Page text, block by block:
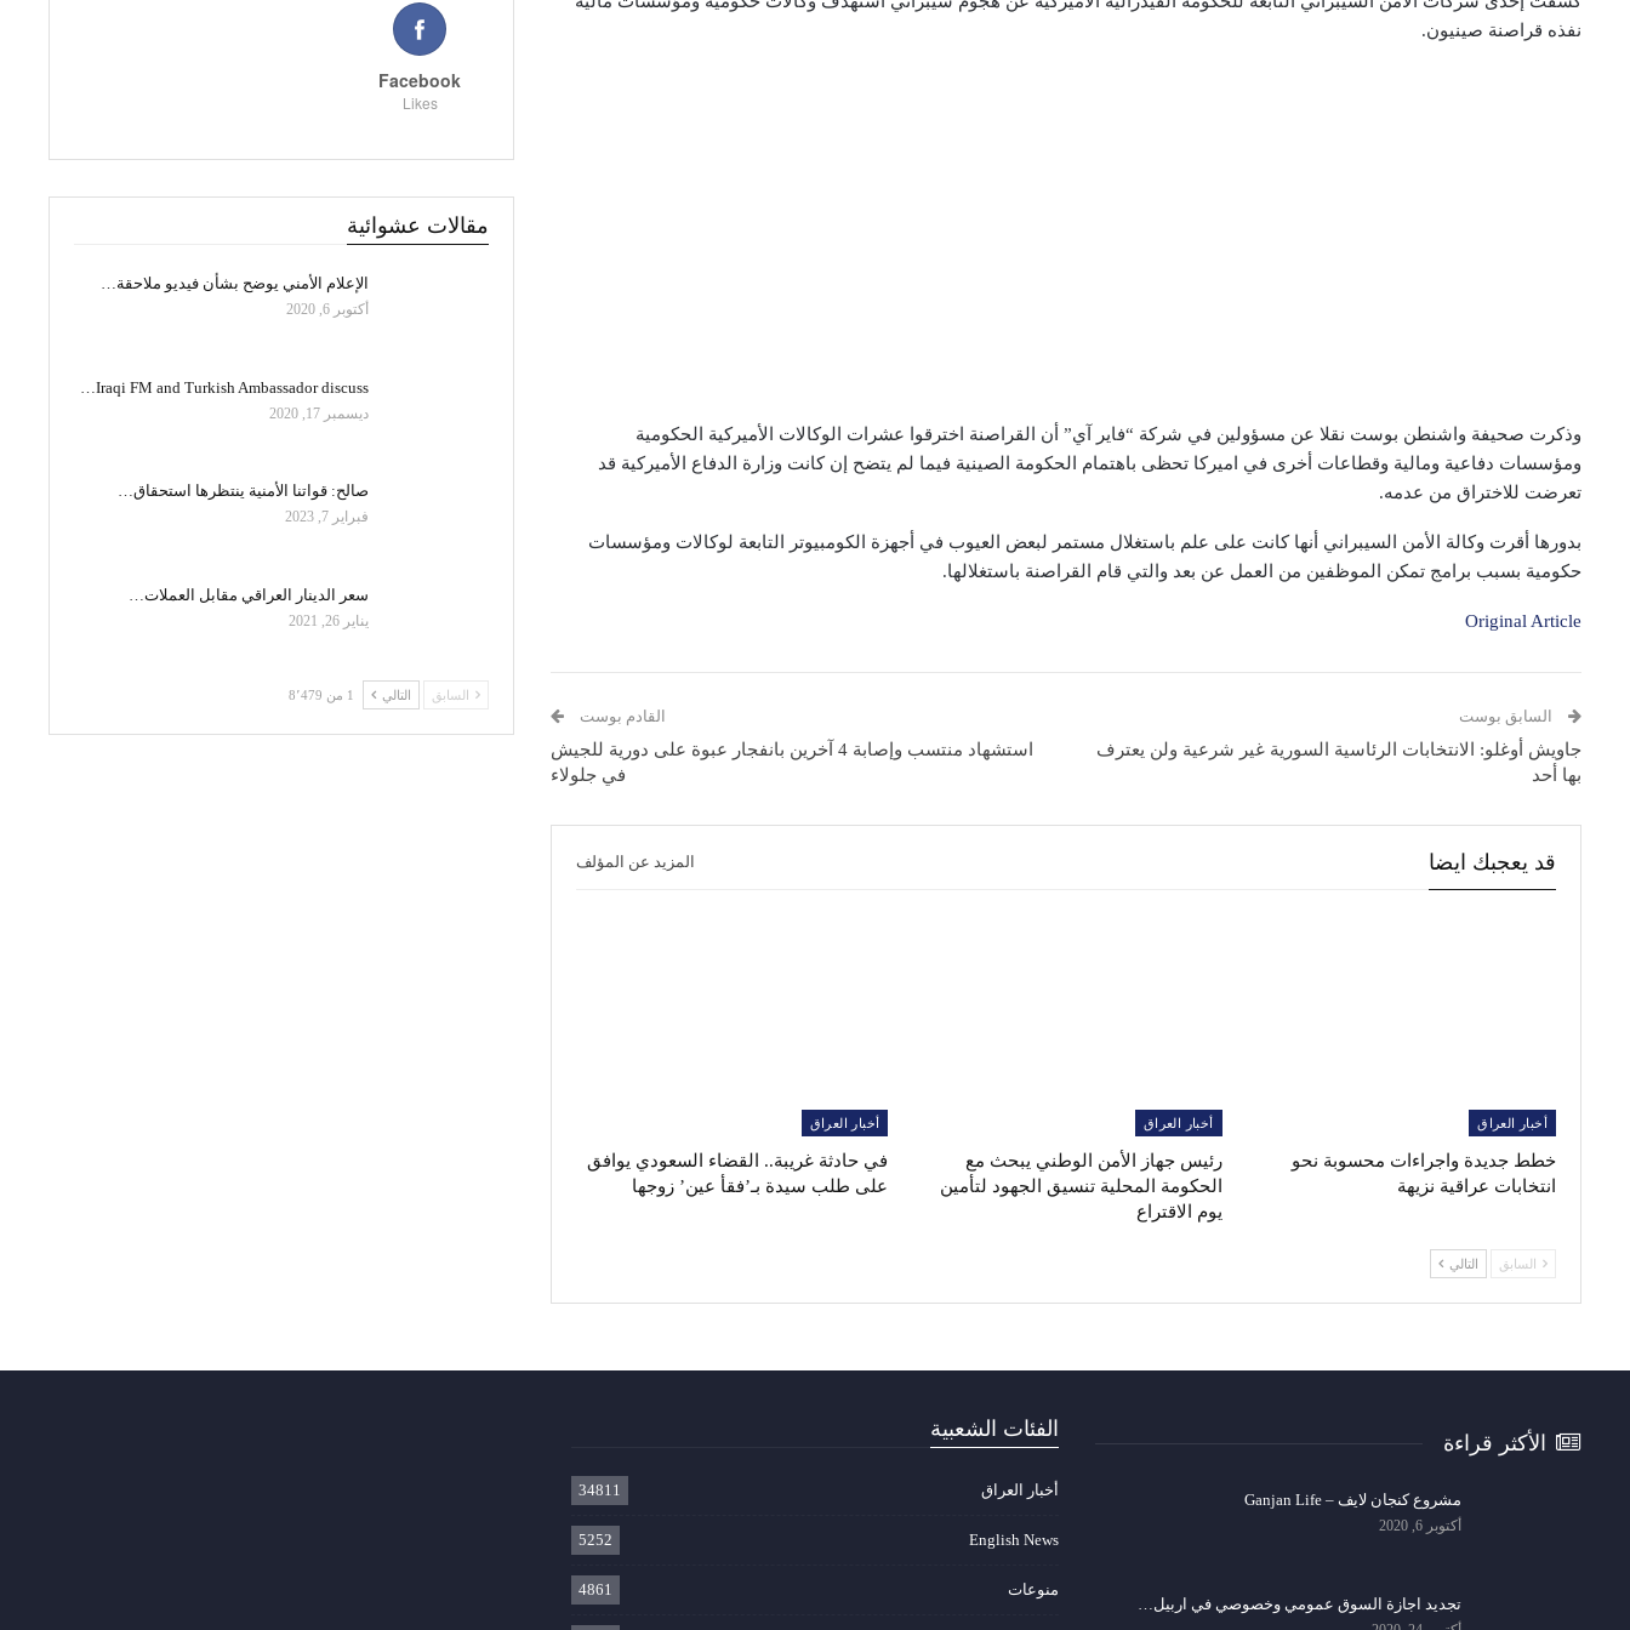
نفذه قراصنة صينيون.
وذكرت صحيفة واشنطن بوست نقلا عن مسؤولين في شركة “فاير آي” أن القراصنة اخترقوا عشرات الوكالات الأميركية الحكومية
ومؤسسات دفاعية ومالية وقطاعات أخرى في اميركا تحظى باهتمام الحكومة الصينية فيما لم يتضح إن كانت وزارة الدفاع الأميركية قد
تعرضت للاختراق من عدمه.
بدورها أقرت وكالة الأمن السيبراني أنها كانت على علم باستغلال مستمر لبعض العيوب في أجهزة الكومبيوتر التابعة لوكالات ومؤسسات
حكومية بسبب برامج تمكن الموظفين من العمل عن بعد والتي قام القراصنة باستغلالها.
Original Article
السابق بوست
جاويش أوغلو: الانتخابات الرئاسية السورية غير شرعية ولن يعترف
بها أحد
القادم بوست
استشهاد منتسب وإصابة 4 آخرين بانفجار عبوة على دورية للجيش
في جلولاء
قد يعجبك ايضا المزيد عن المؤلف
أخبار العراق
خطط جديدة واجراءات محسوبة نحو
انتخابات عراقية نزيهة
أخبار العراق
رئيس جهاز الأمن الوطني يبحث مع
الحكومة المحلية تنسيق الجهود لتأمين
يوم الاقتراع
أخبار العراق
في حادثة غريبة.. القضاء السعودي يوافق
على طلب سيدة بـ’فقأ عين’ زوجها
السابق التالي
Facebook
Likes
مقالات عشوائية
الإعلام الأمني يوضح بشأن فيديو ملاحقة…
أكتوبر 6, 2020
Iraqi FM and Turkish Ambassador discuss…
ديسمبر 17, 2020
صالح: قواتنا الأمنية ينتظرها استحقاق…
فبراير 7, 2023
سعر الدينار العراقي مقابل العملات…
يناير 26, 2021
السابق التالي 1 من 8٬479
الأكثر قراءة
مشروع كنجان لايف – Ganjan Life
أكتوبر 6, 2020
تجديد اجازة السوق عمومي وخصوصي في اربيل…
الفئات الشعبية
أخبار العراق 34811
English News
5252
منوعات 4861